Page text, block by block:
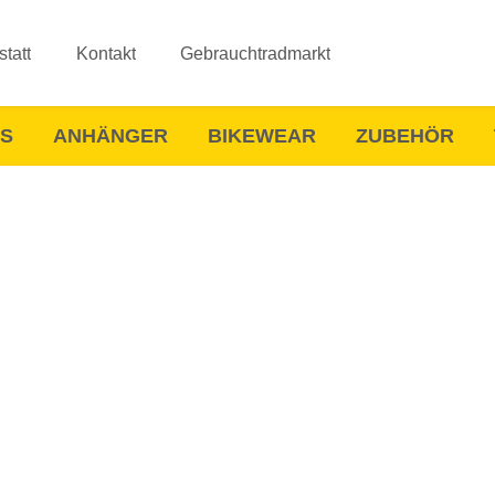
Kontakt Gebrauchtradmarkt
ANHÄNGER BIKEWEAR ZUBEHÖR